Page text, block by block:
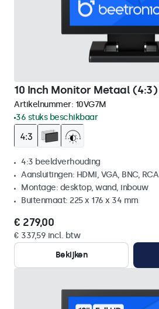
10 Inch Monitor Metaal (4:3)
Artikelnummer: 10VG7M
36 stuks beschikbaar
4:3 beeldverhouding
Aansluitingen: HDMI, VGA, BNC, RCA
Montage: desktop, wand, inbouw
Buitenmaat: 225 x 176 x 34 mm
€ 279,00
€ 337,59 incl. btw
Bekijken